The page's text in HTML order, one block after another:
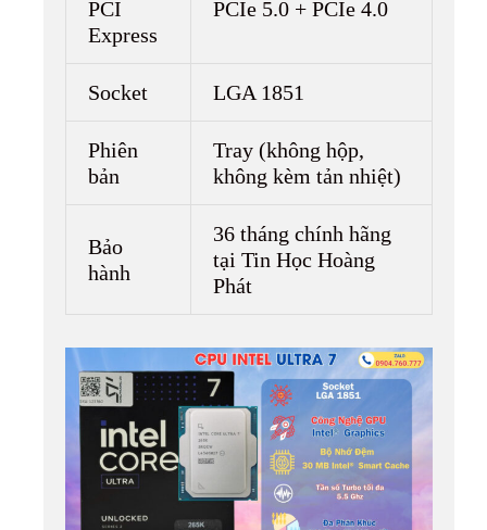
PCI
Express
PCIe 5.0 + PCIe 4.0
Socket LGA 1851
Phiên
bản
Tray (không hộp,
không kèm tản nhiệt)
Bảo
hành
36 tháng chính hãng
tại Tin Học Hoàng
Phát